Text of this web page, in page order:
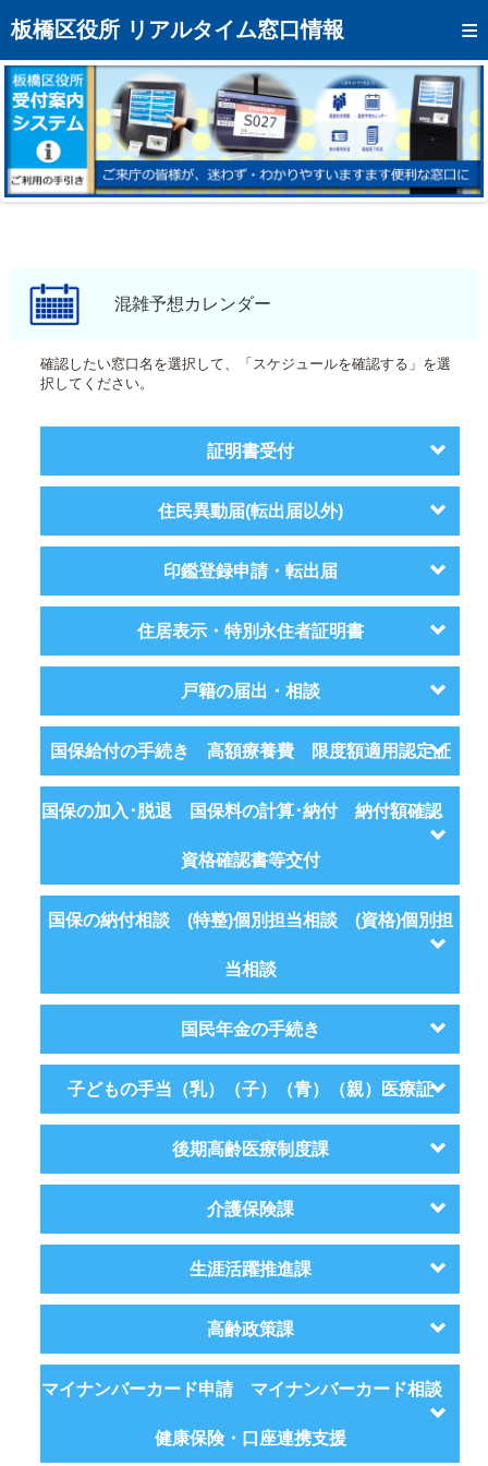
板橋区役所 リアルタイム窓口情報
トップページへ
混雑予想カレンダー
リアルタイム混雑状況
リアルタイム受付番号状況
メール通知登録
モバイルサイト
区役所フロアマップ
混雑予想カレンダー
確認したい窓口名を選択して、「スケジュールを確認する」を選
択してください。
証明書受付
住民異動届(転出届以外)
印鑑登録申請・転出届
住居表示・特別永住者証明書
戸籍の届出・相談
国保給付の手続き 高額療養費 限度額適用認定証
国保の加入･脱退 国保料の計算･納付 納付額確認
資格確認書等交付
国保の納付相談 (特整)個別担当相談 (資格)個別担
当相談
国民年金の手続き
子どもの手当（乳）（子）（青）（親）医療証
後期高齢医療制度課
介護保険課
生涯活躍推進課
高齢政策課
マイナンバーカード申請 マイナンバーカード相談
健康保険・口座連携支援